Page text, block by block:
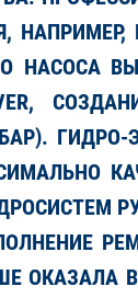
НАПРИМЕР,
НАСОСА
ГИДРО-
ОКАЗАЛА